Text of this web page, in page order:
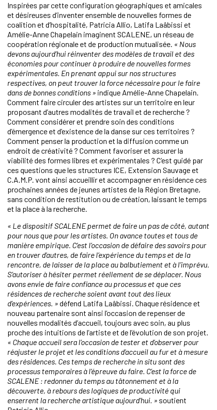
Inspirées par cette configuration géographiques et amicales
et désireuses d’inventer ensemble de nouvelles formes de
coalition et d’hospitalité, Patricia Allio, Latifa Laâbissi et
Amélie-Anne Chapelain imaginent SCALENE, un réseau de
coopération régionale et de production mutualisée. « Nous
devons aujourd’hui réinventer des modèles de travail et des
économies pour continuer à produire de nouvelles formes
expérimentales. En prenant appui sur nos structures
respectives, on peut trouver la force nécessaire pour le faire
dans de bonnes conditions » indique Amélie-Anne Chapelain.
Comment faire circuler des artistes sur un territoire en leur
proposant d’autres modalités de travail et de recherche ?
Comment considérer et prendre soin des conditions
d’émergence et d’existence de la danse sur ces territoires ?
Comment penser la production et la diffusion comme un
endroit de créativité ? Comment favoriser et assurer la
viabilité des formes libres et expérimentales ? C’est guidé par
ces questions que les structures ICE, Extension Sauvage et
C.A.M.P. vont ainsi accueillir et accompagner en résidence ces
prochaines années de jeunes artistes de la Région Bretagne,
sans condition de restitution ou de création, laissant le temps
et la place à la recherche.
« Le dispositif SCALENE permet de faire un pas de côté, autant
pour nous que pour les artistes. On avance toutes et tous de
manière empirique. C’est l’occasion de défaire des savoirs pour
en trouver d’autres, de faire l’expérience du temps et de la
rencontre, de laisser de la place au balbutiement et à l’imprévu.
S’autoriser à hésiter permet réellement de se déplacer. Nous
avons envie de faire confiance au processus et que ces
résidences de recherche soient avant tout des lieux
d’expériences. »défend Latifa Laâbissi. Chaque résidence et
nouveau partenaire sont ainsi l’occasion de repenser de
nouvelles modalités d’accueil, toujours avec soin, au plus
proche des intuitions de l’artiste et de l’évolution de son projet.
« Chaque accueil sera l’occasion de tester et d’observer pour
réajuster le projet et les conditions d’accueil au fur et à mesure
des résidences. Ces temps de recherche in situ sont des
processus temporaires à l’épreuve du faire. C’est la force de
SCALENE : redonner du temps au tâtonnement et à la
découverte, à rebours des logiques de productivité qui
enserrent la recherche artistique aujourd’hui. » soutient